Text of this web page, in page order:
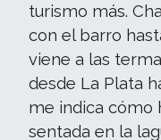
turismo más.
con el barro
viene a las
desde La Plata
me indica cómo
sentada en la